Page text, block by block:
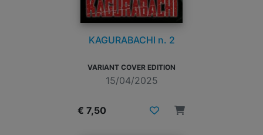
KAGURABACHI n. 2
VARIANT COVER EDITION
15/04/2025
€ 7,50